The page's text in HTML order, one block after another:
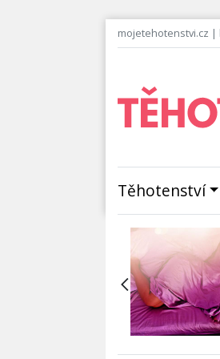
mojetehotenstvi.cz |
Těhotenství